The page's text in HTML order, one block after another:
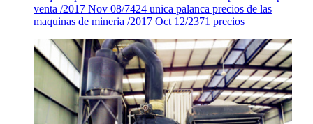
venta /2017 Nov 08/7424 unica palanca precios de las
maquinas de mineria /2017 Oct 12/2371 precios